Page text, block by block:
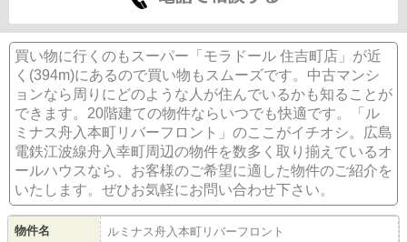
買い物に行くのもスーパー「モラドール 住吉町店」が近
く(394m)にあるので買い物もスムーズです。中古マンシ
ョンなら周りにどのような人が住んでいるかも知ることが
できます。20階建ての物件ならいつでも快適です。「ル
ミナス舟入本町リバーフロント」のここがイチオシ。広島
電鉄江波線舟入幸町周辺の物件を数多く取り揃えているオ
ールハウスなら、お客様のご希望に適した物件のご紹介を
いたします。ぜひお気軽にお問い合わせ下さい。
物件名 ルミナス舟入本町リバーフロント